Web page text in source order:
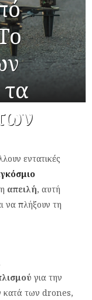
εντατικές
απειλή, αυτή
να πλήξουν τη
για την
κατά των drones,